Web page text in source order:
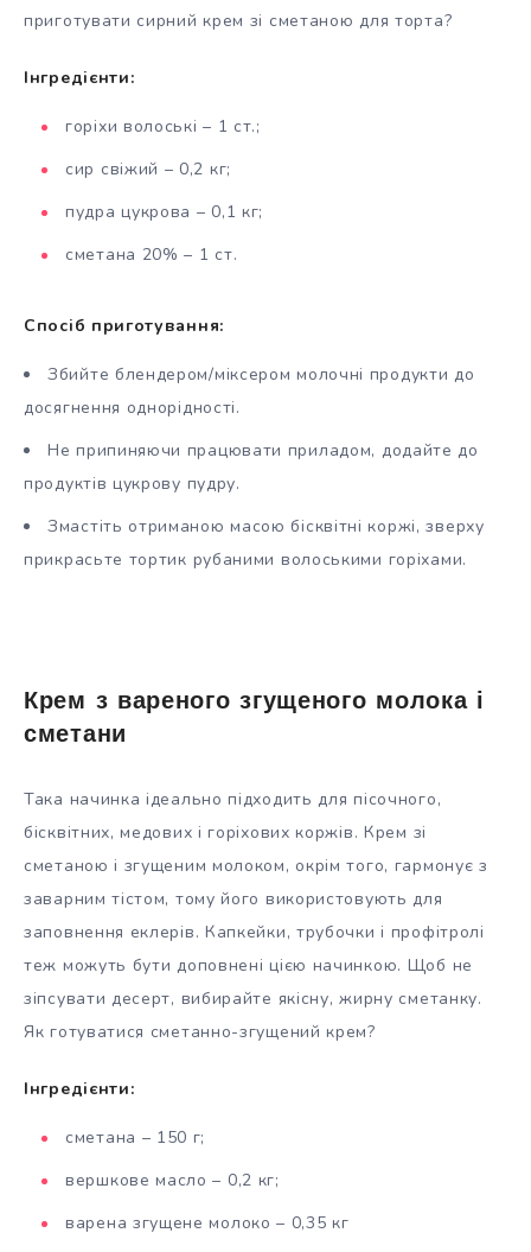
приготувати сирний крем зі сметаною для торта?
Інгредієнти:
горіхи волоські – 1 ст.;
сир свіжий – 0,2 кг;
пудра цукрова – 0,1 кг;
сметана 20% – 1 ст.
Спосіб приготування:
Збийте блендером/міксером молочні продукти до
досягнення однорідності.
Не припиняючи працювати приладом, додайте до
продуктів цукрову пудру.
Змастіть отриманою масою бісквітні коржі, зверху
прикрасьте тортик рубаними волоськими горіхами.
Крем з вареного згущеного молока і
сметани
Така начинка ідеально підходить для пісочного,
бісквітних, медових і горіхових коржів. Крем зі
сметаною і згущеним молоком, окрім того, гармонує з
заварним тістом, тому його використовують для
заповнення еклерів. Капкейки, трубочки і профітролі
теж можуть бути доповнені цією начинкою. Щоб не
зіпсувати десерт, вибирайте якісну, жирну сметанку.
Як готуватися сметанно-згущений крем?
Інгредієнти:
сметана – 150 г;
вершкове масло – 0,2 кг;
варена згущене молоко – 0,35 кг